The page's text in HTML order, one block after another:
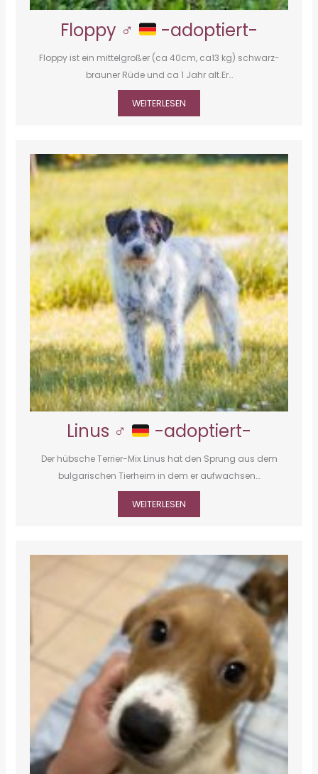
Floppy ♂ -adoptiert-
Floppy ist ein mittelgroßer (ca 40cm, ca13 kg) schwarz-
brauner Rüde und ca 1 Jahr alt.Er…
WEITERLESEN
Linus ♂ -adoptiert-
Der hübsche Terrier-Mix Linus hat den Sprung aus dem
bulgarischen Tierheim in dem er aufwachsen…
WEITERLESEN